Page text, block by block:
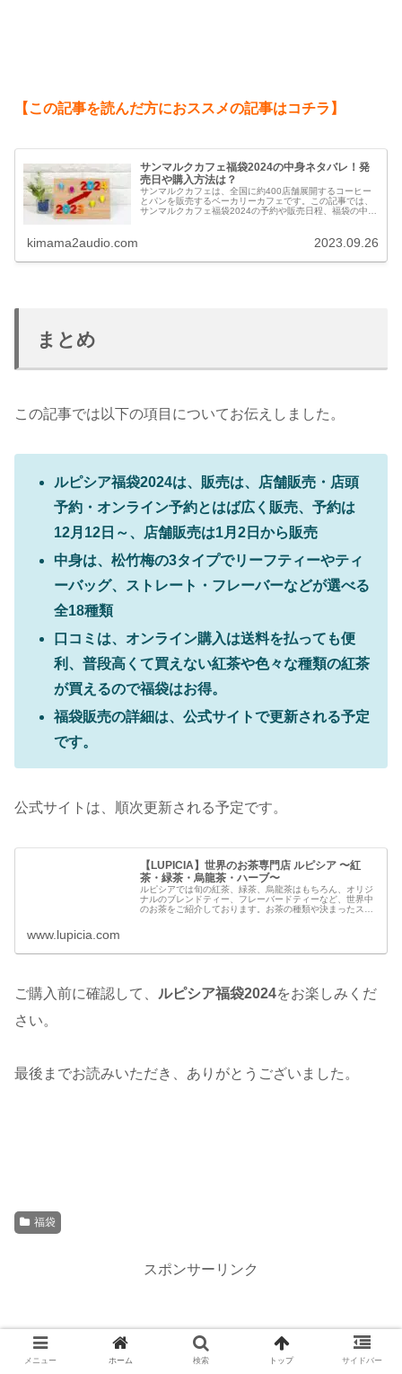
【この記事を読んだ方におススメの記事はコチラ】
サンマルクカフェ福袋2024の中身ネタバレ！発
売日や購入方法は？
サンマルクカフェは、全国に約400店舗展開するコーヒー
とパンを販売するベーカリーカフェです。この記事では、
サンマルクカフェ福袋2024の予約や販売日程、福袋の中身
kimama2audio.com 2023.09.26
まとめ
この記事では以下の項目についてお伝えしました。
ルピシア福袋2024は、 販売は、店舗販売・店頭
予約・オンライン予約とはば広く販売、予約は
12月12日～、店舗販売は1月2日から販売
中身は、松竹梅の3タイプでリーフティーやティ
ーバッグ、ストレート・フレーバーなどが選べる
全18種類
口コミは、オンライン購入は送料を払っても便
利、普段高くて買えない紅茶や色々な種類の紅茶
が買えるので福袋はお得。
福袋販売の詳細は、公式サイトで更新される予定
です。
公式サイトは、順次更新される予定です。
【LUPICIA】世界のお茶専門店 ルピシア 〜紅
茶・緑茶・烏龍茶・ハーブ〜
ルピシアでは旬の紅茶、緑茶、烏龍茶はもちろん、オリジ
ナルのブレンドティー、フレーバードティーなど、世界中
のお茶をご紹介しております。お茶の種類や決まったスタ
www.lupicia.com
ご購入前に確認して、 ルピシア福袋2024をお楽しみくだ
さい。
最後までお読みいただき、ありがとうございました。
福袋
スポンサーリンク
メニュー ホーム 検索 トップ サイドバー